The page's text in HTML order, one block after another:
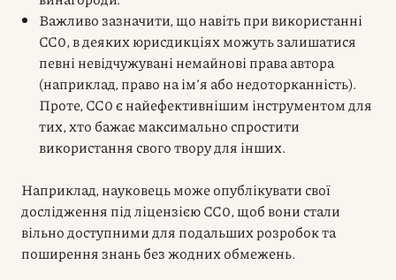
Важливо зазначити, що навіть при використанні
CC0, в деяких юрисдикціях можуть залишатися
певні невідчужувані немайнові права автора
(наприклад, право на ім’я або недоторканність).
Проте, CC0 є найефективнішим інструментом для
тих, хто бажає максимально спростити
використання свого твору для інших.
Наприклад, науковець може опублікувати свої
дослідження під ліцензією CC0, щоб вони стали
вільно доступними для подальших розробок та
поширення знань без жодних обмежень.